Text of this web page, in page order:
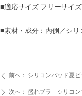
■適応サイズ フリーサイズ
■素材・成分：内側／シリ
ꄴ 前へ： シリコンパッド夏ビ
ꄲ 次へ： 盛れブラ シリコ